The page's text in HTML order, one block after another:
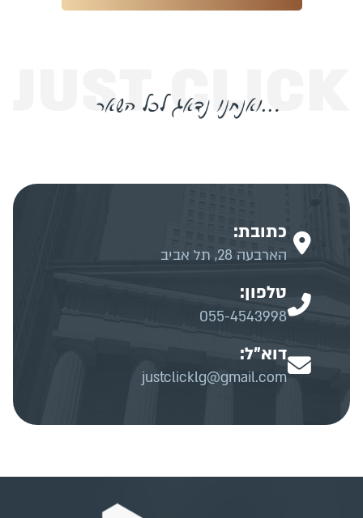
כתובת:
הארבעה 28, תל אביב
טלפון:
055-4543998
דוא"ל:
justclicklg@gmail.com